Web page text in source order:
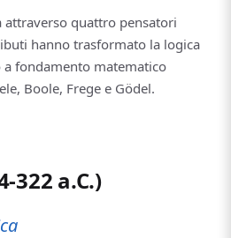
quattro pensatori
hanno trasformato la logica
fondamento matematico
Boole, Frege e Gödel.
322 a.C.)